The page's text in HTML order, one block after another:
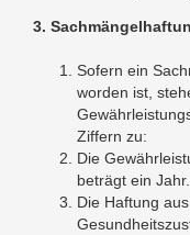
3.
Sofern ein
worden ist,
Ziffern zu:
Die
beträgt ein Jahr.
Die Haftung